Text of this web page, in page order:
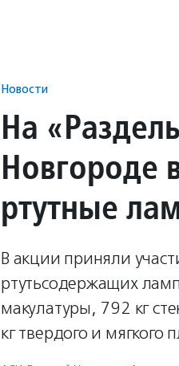
Новости
На
Новгороде
ртутные
В акции приняли
ртутьсодержащих
макулатуры, 792 кг
кг твердого и мягкого